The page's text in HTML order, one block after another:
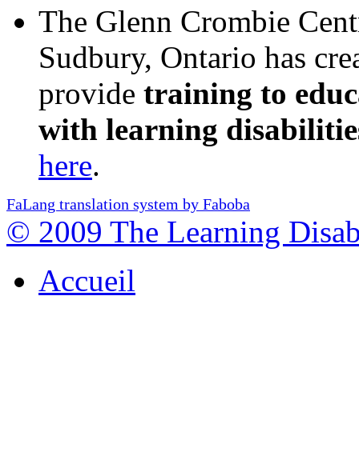
The Glenn Crombie
Sudbury, Ontario has
provide training to
with learning
here.
FaLang translation system by Faboba
© 2009 The Learning
Accueil